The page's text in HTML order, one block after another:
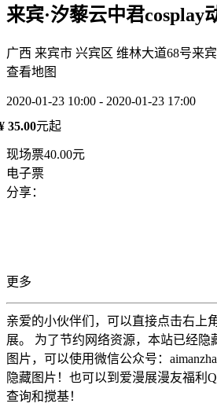
来宾·汐藜云中君cosplay
广西 来宾市 兴宾区 维林大道68号来
查看地图
2020-01-23 10:00 - 2020-01-23 17:00
35.00元起
现场票40.00元
电子票
分享：
更多
亲爱的小伙伴们，可以直接点击右上
展。 为了节约网络资源，本站已经隐
图片，可以使用微信公众号：
隐藏图片！也可以到爱漫展漫友福利
查询和搅基！